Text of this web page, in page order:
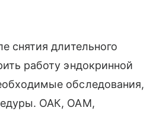
снятия длительного
работу эндокринной
обследования,
ОАК, ОАМ,